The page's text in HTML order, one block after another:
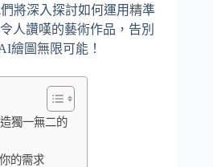
將深入探討如何運用精準
人讚嘆的藝術作品，告別
繪圖無限可能！
獨一無二的
的需求